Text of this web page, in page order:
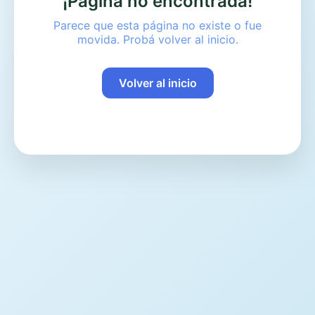
Parece que esta página no existe o fue
movida. Probá volver al inicio.
Volver al inicio